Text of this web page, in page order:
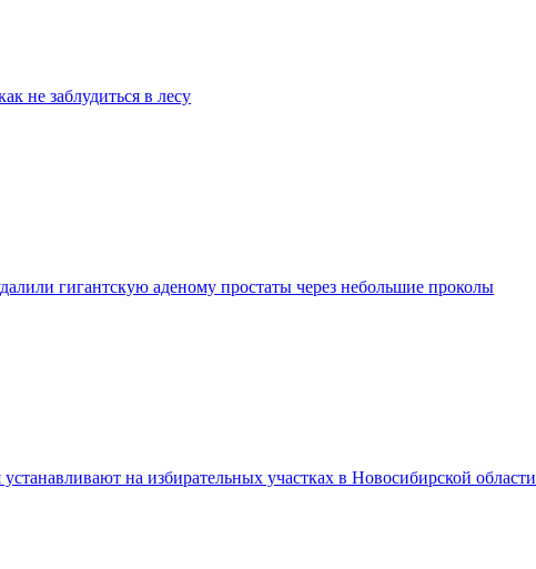
не заблудиться в лесу
гигантскую аденому простаты через небольшие проколы
на избирательных участках в Новосибирской области